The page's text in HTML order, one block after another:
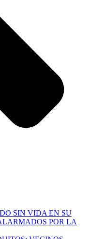
SIN VIDA EN SU
POR LA